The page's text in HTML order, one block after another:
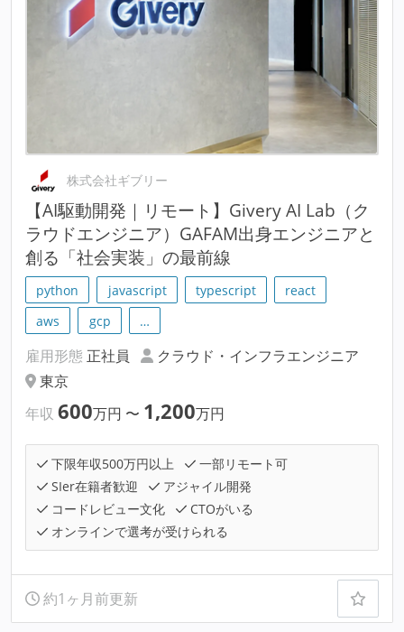
株式会社ギブリー
【AI駆動開発｜リモート】Givery AI Lab（ク
ラウドエンジニア）GAFAM出身エンジニアと
創る「社会実装」の最前線
python javascript typescript
react
aws
gcp …
雇用形態 正社員
クラウド・インフラエンジニア
東京
年収 600万円 〜 1,200万円
下限年収500万円以上
一部リモート可
SIer在籍者歓迎
アジャイル開発
コードレビュー文化
CTOがいる
オンラインで選考が受けられる
約1ヶ月前更新